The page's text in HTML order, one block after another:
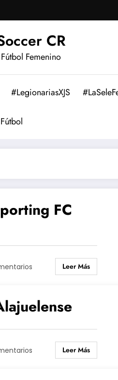
CR
Femenino
#LegionariasXJS
FC
Leer Más
Leer Más